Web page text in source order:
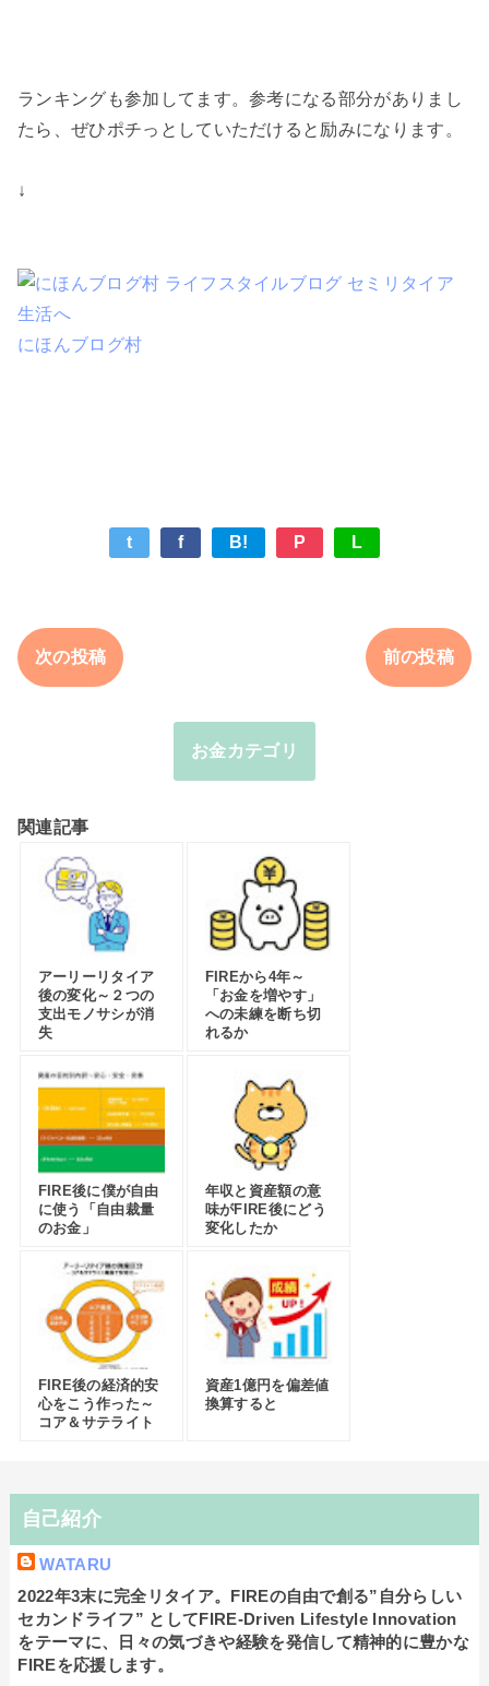
ランキングも参加してます。参考になる部分がありまし
たら、ぜひポチっとしていただけると励みになります。
↓
にほんブログ村
t f B! P L
次の投稿 前の投稿
お金カテゴリ
関連記事
アーリーリタイア
後の変化～２つの
支出モノサシが消
失
FIREから4年～
「お金を増やす」
への未練を断ち切
れるか
FIRE後に僕が自由
に使う「自由裁量
のお金」
年収と資産額の意
味がFIRE後にどう
変化したか
FIRE後の経済的安
心をこう作った～
コア＆サテライト
資産1億円を偏差値
換算すると
自己紹介
WATARU
2022年3末に完全リタイア。FIREの自由で創る”自分らしい
セカンドライフ” としてFIRE-Driven Lifestyle Innovation
をテーマに、日々の気づきや経験を発信して精神的に豊かな
FIREを応援します。